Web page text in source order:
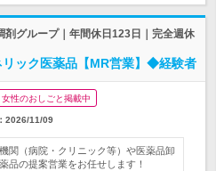
剤グループ｜年間休日123日｜完全週休
リック医薬品【MR営業】◆経験者
女性のおしごと掲載中
2026/11/09
関（病院・クリニック等）や医薬品卸
品の提案営業をお任せします！